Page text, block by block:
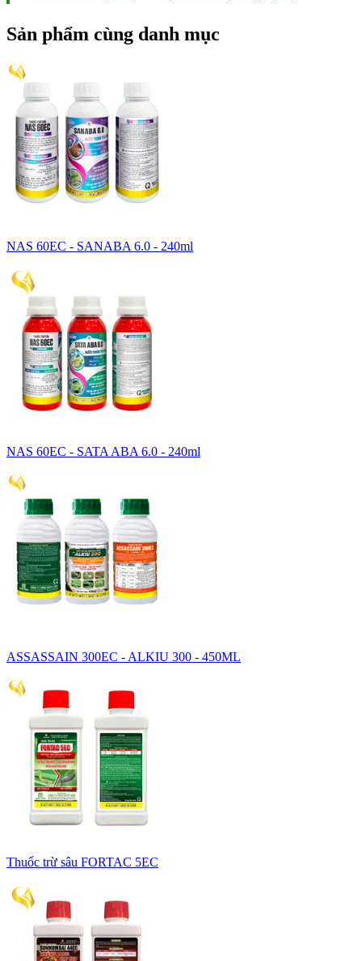
Sản phẩm cùng danh mục
NAS 60EC - SANABA 6.0 - 240ml
NAS 60EC - SATA ABA 6.0 - 240ml
ASSASSAIN 300EC - ALKIU 300 - 450ML
Thuốc trừ sâu FORTAC 5EC